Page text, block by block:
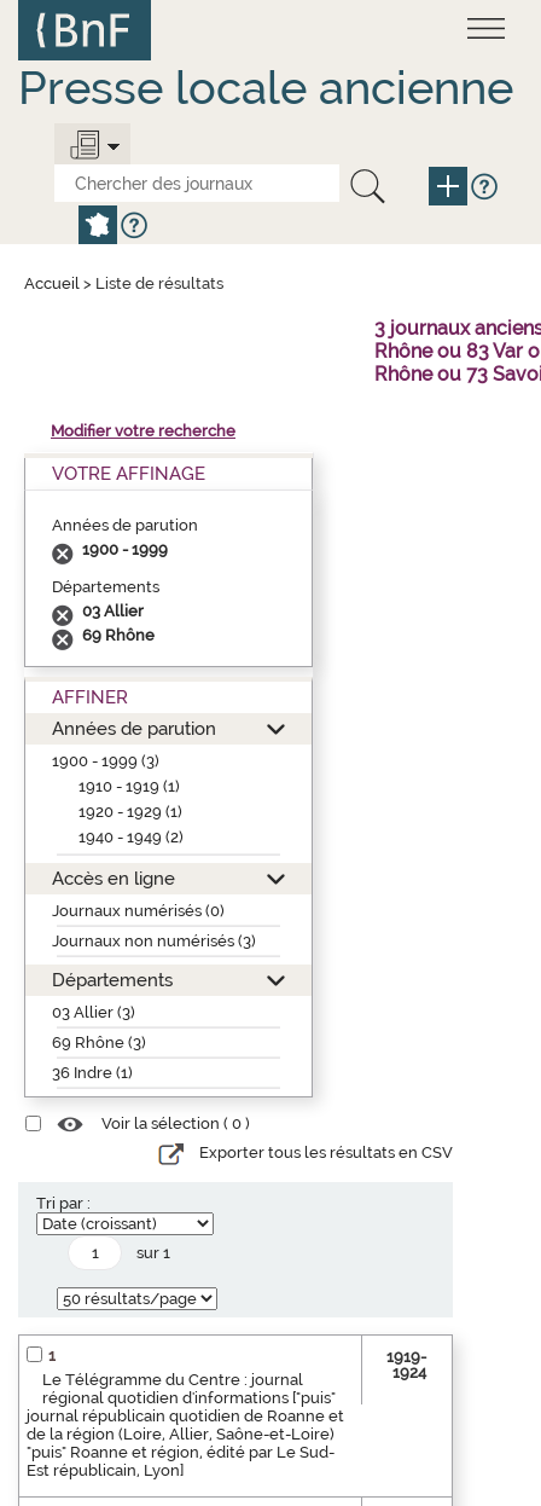
contenu
principal
Presse locale ancienne
Accueil > Liste de résultats
3 journaux
Rhône ou 83 Var
Rhône ou 73
Modifier votre recherche
VOTRE AFFINAGE
Années de parution
1900 - 1999
Départements
03 Allier
69 Rhône
AFFINER
Années de parution
1900 - 1999 (3)
1910 - 1919 (1)
1920 - 1929 (1)
1940 - 1949 (2)
Accès en ligne
Journaux numérisés (0)
Journaux non numérisés (3)
Départements
03 Allier (3)
69 Rhône (3)
36 Indre (1)
Voir la sélection ( 0 )
Exporter tous les résultats en CSV
Tri par :
sur 1
1
Le Télégramme du Centre : journal
régional quotidien d'informations ["puis"
journal républicain quotidien de Roanne et
de la région (Loire, Allier, Saône-et-Loire)
"puis" Roanne et région, édité par Le Sud-
Est républicain, Lyon]
1919-
1924
Panneau de gestion des cookies